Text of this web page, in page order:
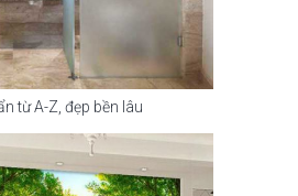
từ A-Z, đẹp bền lâu